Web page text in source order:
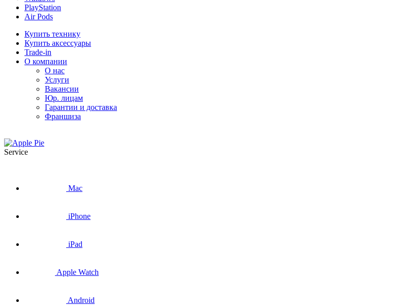
PlayStation
Air Pods
Купить технику
Купить аксессуары
Trade-in
О компании
О нас
Услуги
Вакансии
Юр. лицам
Гарантии и доставка
Франшиза
Service
Mac
iPhone
iPad
Apple Watch
Android